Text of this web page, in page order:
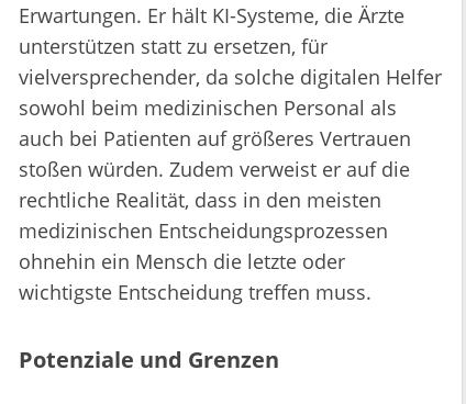
Erwartungen. Er hält KI-Systeme, die Ärzte
unterstützen statt zu ersetzen, für
vielversprechender, da solche digitalen Helfer
sowohl beim medizinischen Personal als
auch bei Patienten auf größeres Vertrauen
stoßen würden. Zudem verweist er auf die
rechtliche Realität, dass in den meisten
medizinischen Entscheidungsprozessen
ohnehin ein Mensch die letzte oder
wichtigste Entscheidung treffen muss.
Potenziale und Grenzen